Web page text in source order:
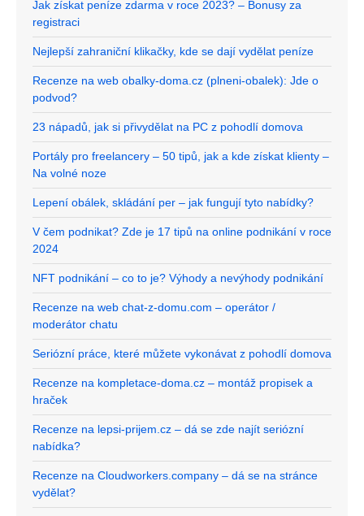
Jak získat peníze zdarma v roce 2023? – Bonusy za
registraci
Nejlepší zahraniční klikačky, kde se dají vydělat peníze
Recenze na web obalky-doma.cz (plneni-obalek): Jde o
podvod?
23 nápadů, jak si přivydělat na PC z pohodlí domova
Portály pro freelancery – 50 tipů, jak a kde získat klienty –
Na volné noze
Lepení obálek, skládání per – jak fungují tyto nabídky?
V čem podnikat? Zde je 17 tipů na online podnikání v roce
2024
NFT podnikání – co to je? Výhody a nevýhody podnikání
Recenze na web chat-z-domu.com – operátor /
moderátor chatu
Seriózní práce, které můžete vykonávat z pohodlí domova
Recenze na kompletace-doma.cz – montáž propisek a
hraček
Recenze na lepsi-prijem.cz – dá se zde najít seriózní
nabídka?
Recenze na Cloudworkers.company – dá se na stránce
vydělat?